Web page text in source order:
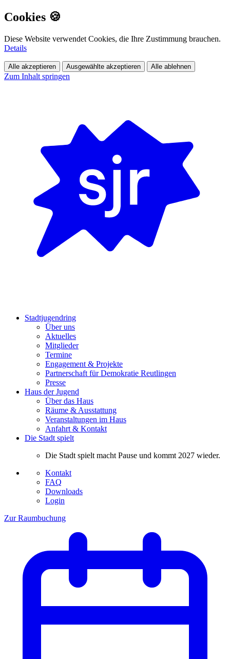
Cookies 🍪
Diese Website verwendet Cookies, die Ihre Zustimmung brauchen.
Details
Alle akzeptieren Ausgewählte akzeptieren Alle ablehnen
Zum Inhalt springen
Stadtjugendring
Über uns
Aktuelles
Mitglieder
Termine
Engagement & Projekte
Partnerschaft für Demokratie Reutlingen
Presse
Haus der Jugend
Über das Haus
Räume & Ausstattung
Veranstaltungen im Haus
Anfahrt & Kontakt
Die Stadt spielt
Die Stadt spielt macht Pause und kommt 2027 wieder.
Kontakt
FAQ
Downloads
Login
Zur Raumbuchung